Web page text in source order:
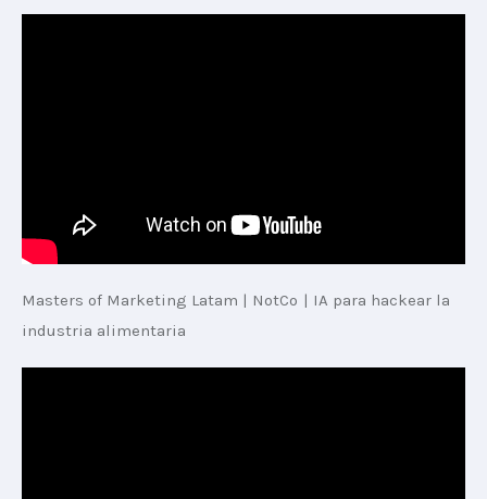
Masters of Marketing Latam | NotCo | IA para hackear la
industria alimentaria